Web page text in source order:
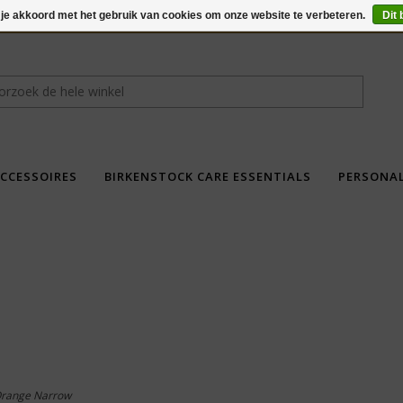
BIRKENSTOCK CARE ESSENTIALS
Narrow
akkoord met het gebruik van cookies om onze website te verbeteren. Dit